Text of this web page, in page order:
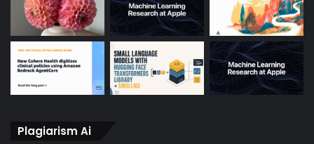
Plagiarism Ai